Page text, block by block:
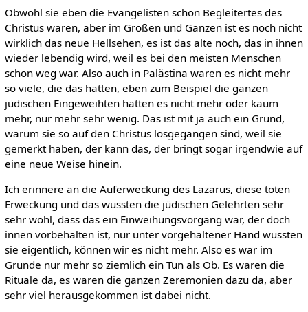
Obwohl sie eben die Evangelisten schon Begleitertes des
Christus waren, aber im Großen und Ganzen ist es noch nicht
wirklich das neue Hellsehen, es ist das alte noch, das in ihnen
wieder lebendig wird, weil es bei den meisten Menschen
schon weg war. Also auch in Palästina waren es nicht mehr
so viele, die das hatten, eben zum Beispiel die ganzen
jüdischen Eingeweihten hatten es nicht mehr oder kaum
mehr, nur mehr sehr wenig. Das ist mit ja auch ein Grund,
warum sie so auf den Christus losgegangen sind, weil sie
gemerkt haben, der kann das, der bringt sogar irgendwie auf
eine neue Weise hinein.
Ich erinnere an die Auferweckung des Lazarus, diese toten
Erweckung und das wussten die jüdischen Gelehrten sehr
sehr wohl, dass das ein Einweihungsvorgang war, der doch
innen vorbehalten ist, nur unter vorgehaltener Hand wussten
sie eigentlich, können wir es nicht mehr. Also es war im
Grunde nur mehr so ziemlich ein Tun als Ob. Es waren die
Rituale da, es waren die ganzen Zeremonien dazu da, aber
sehr viel herausgekommen ist dabei nicht.